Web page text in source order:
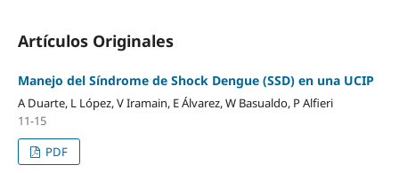
Artículos Originales
Manejo del Síndrome de Shock Dengue (SSD) en una UCIP
A Duarte, L López, V Iramain, E Álvarez, W Basualdo, P Alfieri
11-15
PDF